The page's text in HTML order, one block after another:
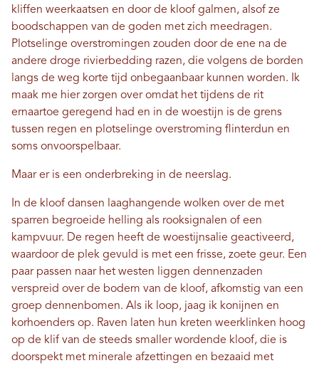
kliffen weerkaatsen en door de kloof galmen, alsof ze
boodschappen van de goden met zich meedragen.
Plotselinge overstromingen zouden door de ene na de
andere droge rivierbedding razen, die volgens de borden
langs de weg korte tijd onbegaanbaar kunnen worden. Ik
maak me hier zorgen over omdat het tijdens de rit
ernaartoe geregend had en in de woestijn is de grens
tussen regen en plotselinge overstroming flinterdun en
soms onvoorspelbaar.
Maar er is een onderbreking in de neerslag.
In de kloof dansen laaghangende wolken over de met
sparren begroeide helling als rooksignalen of een
kampvuur. De regen heeft de woestijnsalie geactiveerd,
waardoor de plek gevuld is met een frisse, zoete geur. Een
paar passen naar het westen liggen dennenzaden
verspreid over de bodem van de kloof, afkomstig van een
groep dennenbomen. Als ik loop, jaag ik konijnen en
korhoenders op. Raven laten hun kreten weerklinken hoog
op de klif van de steeds smaller wordende kloof, die is
doorspekt met minerale afzettingen en bezaaid met